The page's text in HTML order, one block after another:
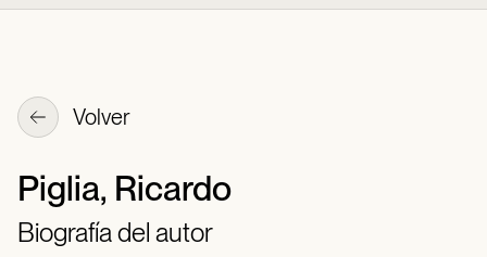
Volver
Piglia, Ricardo
Biografía del autor